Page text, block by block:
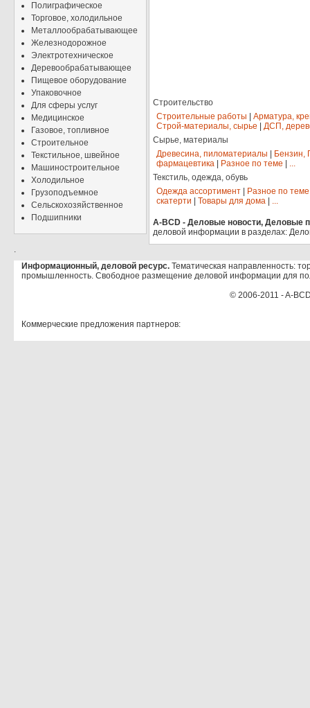
Полиграфическое
Торговое, холодильное
Металлообрабатывающее
Железнодорожное
Электротехническое
Деревообрабатывающее
Пищевое оборудование
Упаковочное
Для сферы услуг
Медицинское
Газовое, топливное
Строительное
Текстильное, швейное
Машиностроительное
Холодильное
Грузоподъемное
Сельскохозяйственное
Подшипники
Строительство
Строительные работы
Арматура,
Строй-материалы, сырье
ДСП,
Сырье, материалы
Древесина, пиломатериалы
Бензин,
фармацевтика
Разное по теме
...
Текстиль, одежда, обувь
Одежда ассортимент
Разное по теме
скатерти
Товары для дома ...
A-BCD - Деловые новости, Деловые
деловой информации в разделах:
.
Информационный, деловой ресурс. Тематическая направленность:
промышленность. Свободное размещение деловой информации для
© 2006-2011 - A-
Коммерческие предложения партнеров: